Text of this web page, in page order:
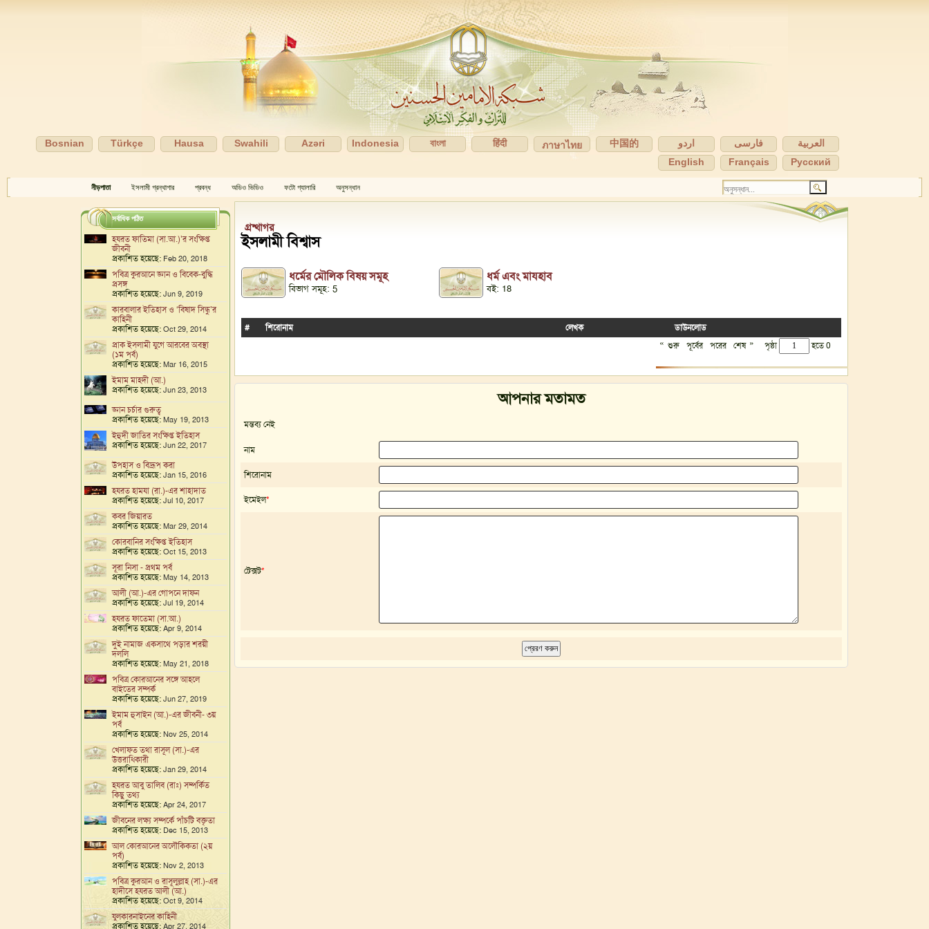
العربية فارسی اردو 中国的
ภาษาไทย
हिंदी
বাংলা
Indonesia
Azəri
Swahili
Hausa
Türkçe
Bosnian
Pусский
Français
English
নীড়পাতা ইসলামী গ্রন্থাগার প্রবন্ধ অডিও ভিডিও ফটো গ্যালারি অনুসন্ধান
গ্রন্থাগর
ইসলামী বিশ্বাস
ধর্মের মৌলিক বিষয় সমূহ
বিভাগ সমূহ: 5
ধর্ম এবং মাযহাব
বই: 18
# শিরোনাম লেখক
ডাউনলোড
পৃষ্ঠা
হতে 0
« শুরু পূর্বের পরের শেষ »
আপনার মতামত
মন্তব্য নেই
নাম
শিরোনাম
ইমেইল*
টেক্সট*
সর্বাধিক পঠিত
হযরত ফাতিমা (সা.আ.)’র সংক্ষিপ্ত
জীবনী
প্রকাশিত হয়েছে: Feb 20, 2018
পবিত্র কুরআনে জ্ঞান ও বিবেক-বুদ্ধি
প্রসঙ্গ
প্রকাশিত হয়েছে: Jun 9, 2019
কারবালার ইতিহাস ও ‘বিষাদ সিন্ধু’র
কাহিনী
প্রকাশিত হয়েছে: Oct 29, 2014
প্রাক ইসলামী যুগে আরবের অবস্থা
(১ম পর্ব)
প্রকাশিত হয়েছে: Mar 16, 2015
ইমাম মাহদী (আ.)
প্রকাশিত হয়েছে: Jun 23, 2013
জ্ঞান চর্চার গুরুত্ব
প্রকাশিত হয়েছে: May 19, 2013
ইহুদী জাতির সংক্ষিপ্ত ইতিহাস
প্রকাশিত হয়েছে: Jun 22, 2017
উপহাস ও বিদ্রূপ করা
প্রকাশিত হয়েছে: Jan 15, 2016
হযরত হামযা (রা.)-এর শাহাদাত
প্রকাশিত হয়েছে: Jul 10, 2017
কবর জিয়ারত
প্রকাশিত হয়েছে: Mar 29, 2014
কোরবানির সংক্ষিপ্ত ইতিহাস
প্রকাশিত হয়েছে: Oct 15, 2013
সূরা নিসা - প্রথম পর্ব
প্রকাশিত হয়েছে: May 14, 2013
আলী (আ.)-এর গোপনে দাফন
প্রকাশিত হয়েছে: Jul 19, 2014
হযরত ফাতেমা (সা.আ.)
প্রকাশিত হয়েছে: Apr 9, 2014
দুই নামাজ একসাথে পড়ার শরয়ী
দললি
প্রকাশিত হয়েছে: May 21, 2018
পবিত্র কোরআনের সঙ্গে আহলে
বাইতের সম্পর্ক
প্রকাশিত হয়েছে: Jun 27, 2019
ইমাম হুসাইন (আ.)-এর জীবনী- ৩য়
পর্ব
প্রকাশিত হয়েছে: Nov 25, 2014
খেলাফত তথা রাসূল (সা.)-এর
উত্তরাধিকারী
প্রকাশিত হয়েছে: Jan 29, 2014
হযরত আবু তালিব (রাঃ) সম্পর্কিত
কিছু তথ্য
প্রকাশিত হয়েছে: Apr 24, 2017
জীবনের লক্ষ্য সম্পর্কে পাঁচটি বক্তৃতা
প্রকাশিত হয়েছে: Dec 15, 2013
আল কোরআনের অলৌকিকতা (২য়
পর্ব)
প্রকাশিত হয়েছে: Nov 2, 2013
পবিত্র কুরআন ও রাসূলুল্লাহ (সা.)-এর
হাদীসে হযরত আলী (আ.)
প্রকাশিত হয়েছে: Oct 9, 2014
যুলকারনাইনের কাহিনী
প্রকাশিত হয়েছে: Apr 27, 2014